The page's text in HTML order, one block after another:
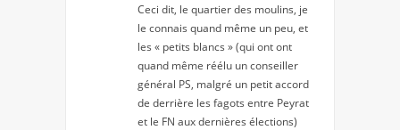
Ceci dit, le quartier des moulins, je
le connais quand même un peu, et
les « petits blancs » (qui ont ont
quand même réélu un conseiller
général PS, malgré un petit accord
de derrière les fagots entre Peyrat
et le FN aux dernières élections)